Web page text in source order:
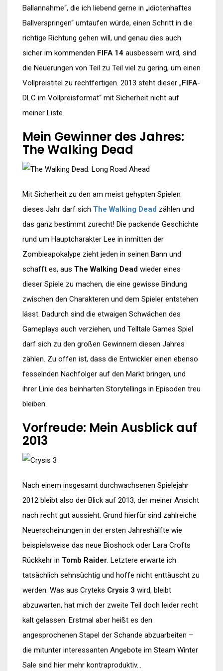
Ballannahme“, die ich liebend gerne in „idiotenhaftes
Ballverspringen“ umtaufen würde, einen Schritt in die
richtige Richtung gehen will, und genau dies auch
sicher im kommenden FIFA 14 ausbessern wird, sind
die Neuerungen von Teil zu Teil viel zu gering, um einen
Vollpreistitel zu rechtfertigen. 2013 steht dieser „FIFA-
DLC im Vollpreisformat“ mit Sicherheit nicht auf
meiner Liste.
Mein Gewinner des Jahres:
The Walking Dead
Mit Sicherheit zu den am meist gehypten Spielen
dieses Jahr darf sich The Walking Dead zählen und
das ganz bestimmt zurecht! Die packende Geschichte
rund um Hauptcharakter Lee in inmitten der
Zombieapokalype zieht jeden in seinen Bann und
schafft es, aus The Walking Dead wieder eines
dieser Spiele zu machen, die eine gewisse Bindung
zwischen den Charakteren und dem Spieler entstehen
lässt. Dadurch sind die etwaigen Schwächen des
Gameplays auch verziehen, und Telltale Games Spiel
darf sich zu den großen Gewinnern diesen Jahres
zählen. Zu offen ist, dass die Entwickler einen ebenso
fesselnden Nachfolger auf den Markt bringen, und
ihrer Linie des beinharten Storytellings in Episoden treu
bleiben.
Vorfreude: Mein Ausblick auf
2013
Nach einem insgesamt durchwachsenen Spielejahr
2012 bleibt also der Blick auf 2013, der meiner Ansicht
nach recht gut aussieht. Grund hierfür sind zahlreiche
Neuerscheinungen in der ersten Jahreshälfte wie
beispielsweise das neue Bioshock oder Lara Crofts
Rückkehr in Tomb Raider. Letztere erwarte ich
tatsächlich sehnsüchtig und hoffe nicht enttäuscht zu
werden. Was aus Cryteks Crysis 3 wird, bleibt
abzuwarten, hat mich der zweite Teil doch leider recht
kalt gelassen. Erstmal aber heißt es den
angesprochenen Stapel der Schande abzuarbeiten –
die mitunter interessanten Angebote im Steam Winter
Sale sind hier mehr kontraproduktiv…